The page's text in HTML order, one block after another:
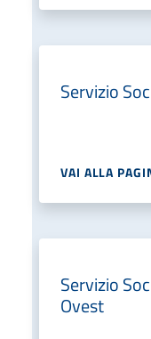
Servizio
VAI ALLA
Servizio
Ovest